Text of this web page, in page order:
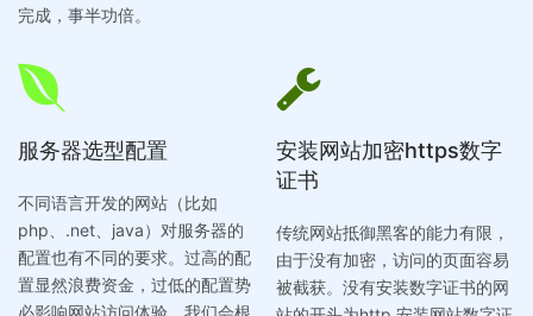
完成，事半功倍。
服务器选型配置
不同语言开发的网站（比如
php、.net、java）对服务器的
配置也有不同的要求。过高的配
置显然浪费资金，过低的配置势
安装网站加密https数字
证书
传统网站抵御黑客的能力有限，
由于没有加密，访问的页面容易
被截获。没有安装数字证书的网